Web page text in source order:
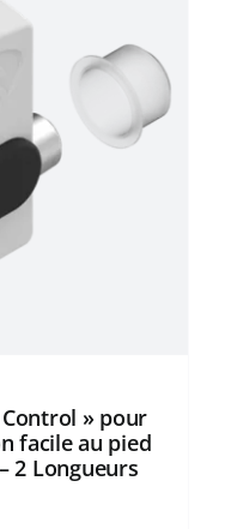
» pour
facile au pied
2 Longueurs